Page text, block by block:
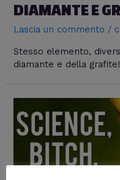
DIAMANTE E
Lascia un commento /
Stesso elemento,
diamante e della grafite!